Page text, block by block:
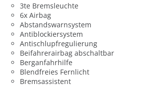
3te Bremsleuchte
6x Airbag
Abstandswarnsystem
Antiblockiersystem
Antischlupfregulierung
Beifahrerairbag abschaltbar
Berganfahrhilfe
Blendfreies Fernlicht
Bremsassistent